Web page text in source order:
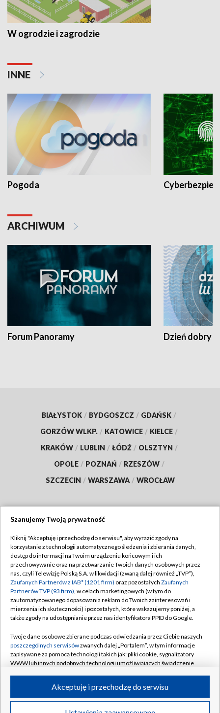
W ogrodzie i zagrodzie
INNE
Pogoda
ARCHIWUM
Forum Panoramy Dzień dobry
BIAŁYSTOK / BYDGOSZCZ / GDAŃSK /
GORZÓW WLKP. / KATOWICE / KIELCE /
KRAKÓW / LUBLIN / ŁÓDŹ / OLSZTYN /
OPOLE / POZNAŃ / RZESZÓW /
SZCZECIN / WARSZAWA / WROCŁAW
TVP
Abonament TVP
Emisja w TVP
Centrum informacji TVP
Naziemna Telewizja Cyfrowa
Rada Programowa
System NOS
Informacje o nadawcy
Program dla prasy
Regulamin TVP
Polityka prywatności
Moje zgody
Pomoc
Kontakt
Kanały
©2026 Telewizja Polska S.A. w likwidacji
Szanujemy Twoją prywatność
Kliknij "Akceptuję i przechodzę do serwisu", aby wyrazić zgody na
korzystanie z technologii automatycznego śledzenia i zbierania danych,
dostęp do informacji na Twoim urządzeniu końcowym i ich
przechowywanie oraz na przetwarzanie Twoich danych osobowych przez
nas, czyli Telewizję Polską S.A. w likwidacji (zwaną dalej również „TVP”),
Zaufanych Partnerów z IAB* (1201 firm) oraz pozostałych Zaufanych
Partnerów TVP (93 firm), w celach marketingowych (w tym do
zautomatyzowanego dopasowania reklam do Twoich zainteresowań i
mierzenia ich skuteczności) i pozostałych, które wskazujemy poniżej, a
także zgody na udostępnianie przez nas identyfikatora PPID do Google.
Twoje dane osobowe zbierane podczas odwiedzania przez Ciebie naszych
poszczególnych serwisówzwanych dalej „Portalem”, w tym informacje
zapisywane za pomocą technologii takich jak: pliki cookie, sygnalizatory
WWW lub innych podobnych technologii umożliwiających świadczenie
ruchu w Internecie.
Twoje dane osobowe zbierane podczas odwiedzania przez Ciebie
Akceptuję i przechodzę do serwisu